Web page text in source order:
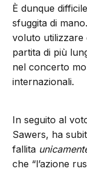
È dunque
sfuggita di
voluto utilizzare
partita di più
nel concerto
internazionali.
In seguito al
Sawers, ha
fallita
che “l’azione